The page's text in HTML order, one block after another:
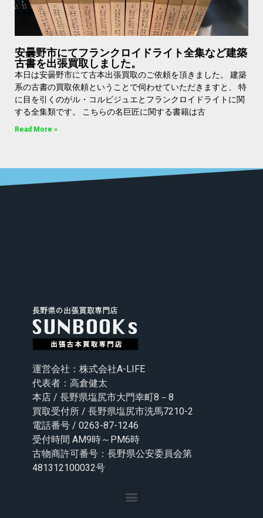
安曇野市にてフランクロイドライト全集など建築
古書を出張買取しました。
本日は安曇野市にて古本出張買取のご依頼を頂きました。 建築
系の古書の買取依頼ということで伺わせていただきますと、 特
に目を引くのがル・コルビジュエとフランクロイドライトに関
する全集類です。 こちらの名巨匠に関する書籍は古
Read More »
運営会社：株式会社A-LIFE
代表者：高倉健太
本店 / 長野県塩尻市大門幸町8－8
買取受付所 / 長野県塩尻市洗馬7210-2
電話番号 / 0263-87-1246
受付時間 AM9時～PM6時
古物商許可番号：長野県公安委員会第
481312100032号